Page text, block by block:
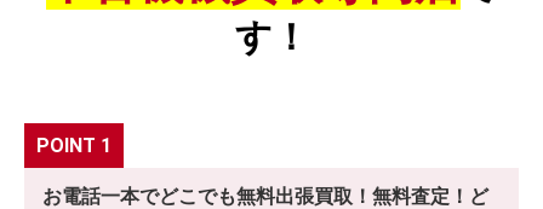
す！
POINT 1
お電話一本でどこでも無料出張買取！無料査定！ど